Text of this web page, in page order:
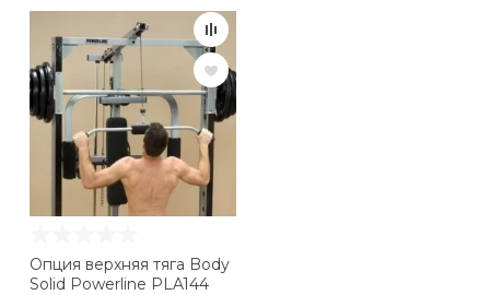
Опция верхняя тяга Body
Solid Powerline PLA144